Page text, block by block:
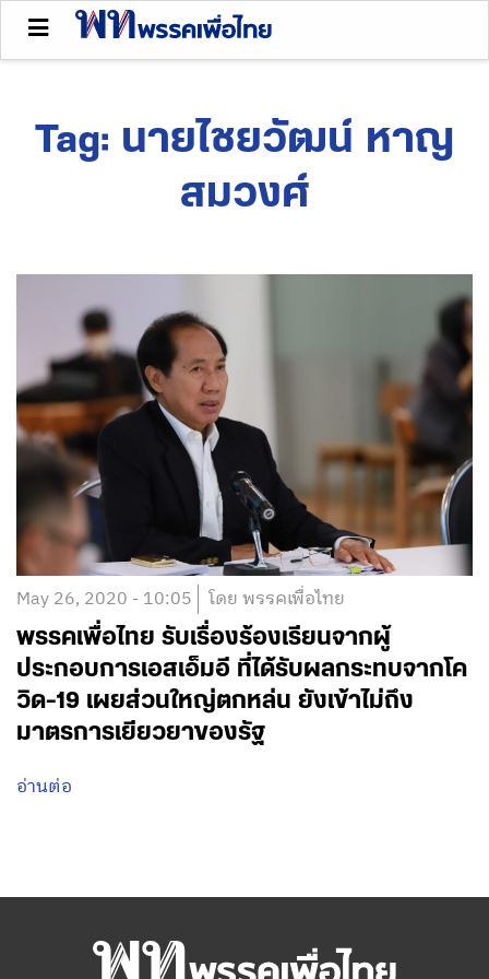
Tag: นายไชยวัฒน์ หาญ
สมวงศ์
May 26, 2020 - 10:05 โดย พรรคเพื่อไทย
พรรคเพื่อไทย รับเรื่องร้องเรียนจากผู้
ประกอบการเอสเอ็มอี ที่ได้รับผลกระทบจากโค
วิด-19 เผยส่วนใหญ่ตกหล่น ยังเข้าไม่ถึง
มาตรการเยียวยาของรัฐ
อ่านต่อ